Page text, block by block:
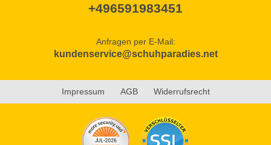
+496591983451
Anfragen per E-Mail:
kundenservice@schuhparadies.net
Impressum AGB Widerrufsrecht